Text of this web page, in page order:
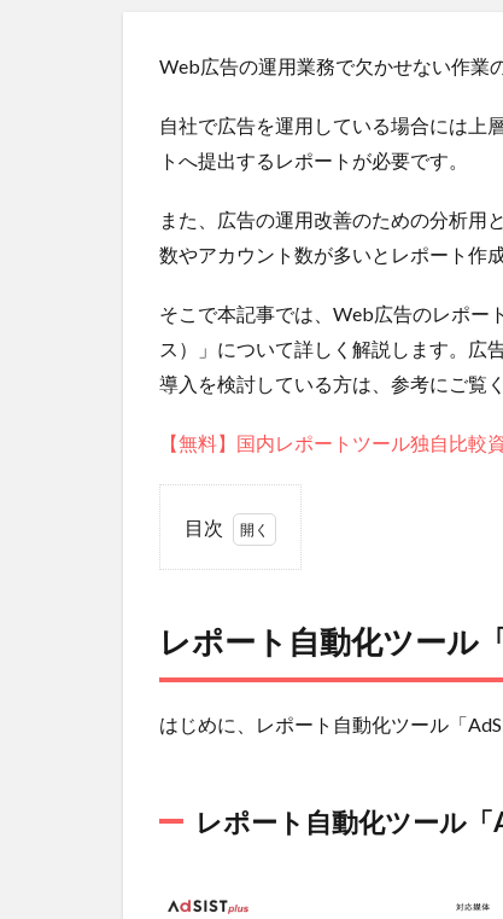
Web広告の運用業務で欠かせない作業
自社で広告を運用している場合には上
トへ提出するレポートが必要です。
また、広告の運用改善のための分析用
数やアカウント数が多いとレポート作
そこで本記事では、Web広告のレポー
ス）」について詳しく解説します。広
導入を検討している方は、参考にご覧く
【無料】国内レポートツール独自比較
目次
について詳しく
自動化ツール
1.1.1
告レポ
レポート自動化ツール
はじめに、レポート自動化ツール「
レポート自動化ツール「